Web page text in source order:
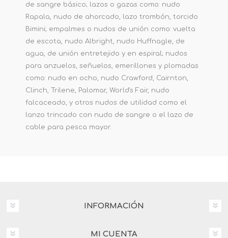
de sangre básico; lazos o gazas como: nudo
Rapala, nudo de ahorcado, lazo trombón, torcido
Bimini; empalmes o nudos de unión como: vuelta
de escota, nudo Albright, nudo Huffnagle, de
agua, de unión entretejido y en espiral; nudos
para anzuelos, señuelos, emerillones y plomadas
como: nudo en ocho, nudo Crawford, Cairnton,
Clinch, Trilene, Palomar, World's Fair, nudo
falcaceado, y otros nudos de utilidad como el
lanzo trincado con nudo de sangre o el lazo de
cable para pesca mayor.
INFORMACIÓN
MI CUENTA